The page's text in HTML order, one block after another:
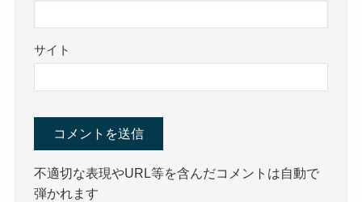
サイト
不適切な表現やURL等を含んだコメントは自動で
弾かれます